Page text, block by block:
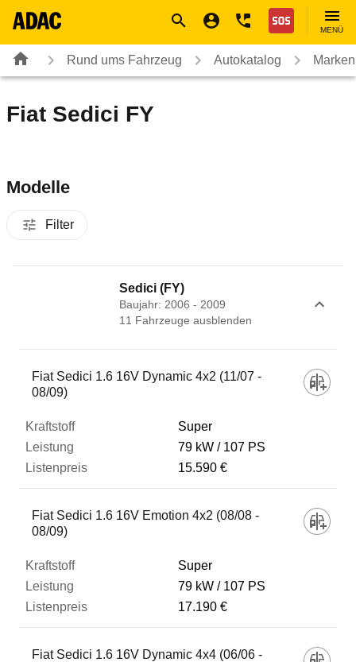
Nothilfe
MENÜ
Rund ums Fahrzeug Autokatalog
Fiat Sedici FY
Modelle
Filter
Sedici (FY)
Baujahr: 2006 - 2009
11 Fahrzeuge ausblenden
Fahrzeug
Kraftstoff
Leistung
Listenpreis
Fiat Sedici 1.6 16V Dynamic 4x2 (11/07 -
08/09)
Super
79 kW
107 PS
15.590 €
Fiat Sedici 1.6 16V Emotion 4x2 (08/08 -
08/09)
Super
79 kW
107 PS
17.190 €
Fiat Sedici 1.6 16V Dynamic 4x4 (06/06 -